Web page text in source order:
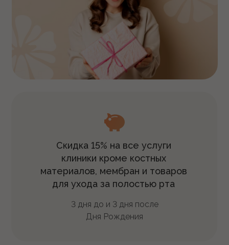
Скидка 15% на все услуги
клиники кроме костных
материалов, мембран и товаров
для ухода за полостью рта
3 дня до и 3 дня после
Дня Рождения